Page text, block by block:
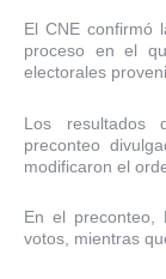
El CNE confirmó
proceso en el
electorales
Los resultados
preconteo
modificaron el
En el preconteo,
votos, mientras